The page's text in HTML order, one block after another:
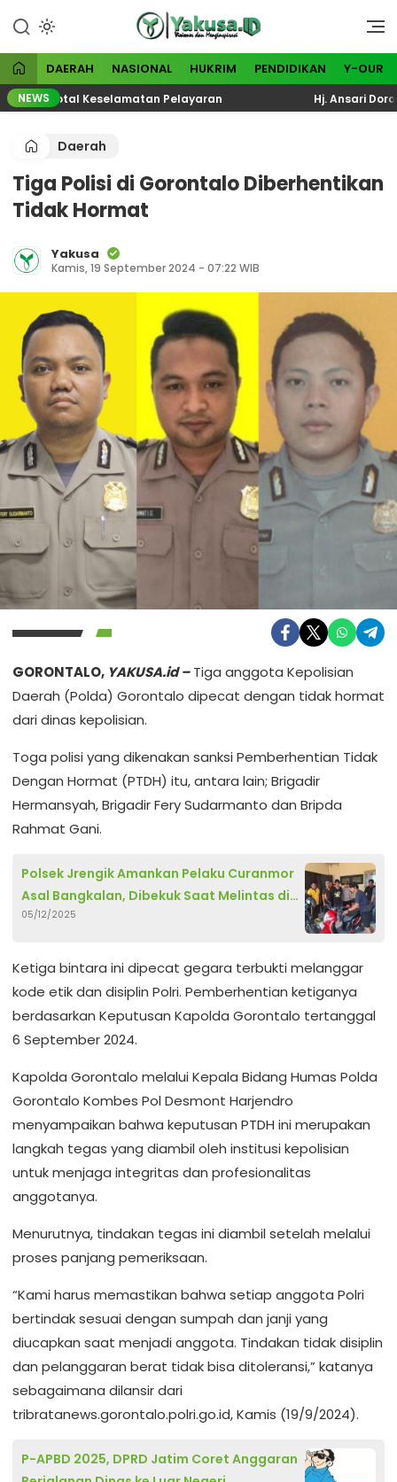
konten
Yakusa
Visioner dan Menginspirasi
DAERAH NASIONAL HUKRIM PENDIDIKAN Y-OUR
NEWS
Total Keselamatan Pelayaran Hj. Ansari Dorong
Daerah
Tiga Polisi di Gorontalo Diberhentikan
Tidak Hormat
Yakusa
Kamis, 19 September 2024 - 07:22 WIB
GORONTALO, YAKUSA.id –Tiga anggota Kepolisian
Daerah (Polda) Gorontalo dipecat dengan tidak hormat
dari dinas kepolisian.
Toga polisi yang dikenakan sanksi Pemberhentian Tidak
Dengan Hormat (PTDH) itu, antara lain; Brigadir
Hermansyah, Brigadir Fery Sudarmanto dan Bripda
Rahmat Gani.
Polsek Jrengik Amankan Pelaku Curanmor
Asal Bangkalan, Dibekuk Saat Melintas di
Depan Mako
05/12/2025
Ketiga bintara ini dipecat gegara terbukti melanggar
kode etik dan disiplin Polri. Pemberhentian ketiganya
berdasarkan Keputusan Kapolda Gorontalo tertanggal
6 September 2024.
Kapolda Gorontalo melalui Kepala Bidang Humas Polda
Gorontalo Kombes Pol Desmont Harjendro
menyampaikan bahwa keputusan PTDH ini merupakan
langkah tegas yang diambil oleh institusi kepolisian
untuk menjaga integritas dan profesionalitas
anggotanya.
Menurutnya, tindakan tegas ini diambil setelah melalui
proses panjang pemeriksaan.
“Kami harus memastikan bahwa setiap anggota Polri
bertindak sesuai dengan sumpah dan janji yang
diucapkan saat menjadi anggota. Tindakan tidak disiplin
dan pelanggaran berat tidak bisa ditoleransi,” katanya
sebagaimana dilansir dari
tribratanews.gorontalo.polri.go.id, Kamis (19/9/2024).
P-APBD 2025, DPRD Jatim Coret Anggaran